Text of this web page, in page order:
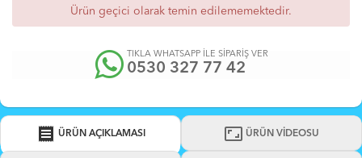
Ürün geçici olarak temin edilememektedir.
TIKLA WHATSAPP İLE SİPARİŞ VER
0530 327 77 42
receipt ÜRÜN AÇIKLAMASI aspect_ratio ÜRÜN VİDEOSU